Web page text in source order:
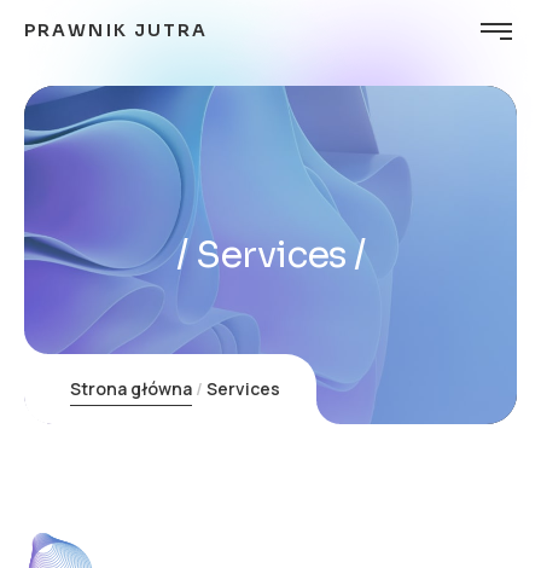
PRAWNIK JUTRA
Services
Strona główna Services